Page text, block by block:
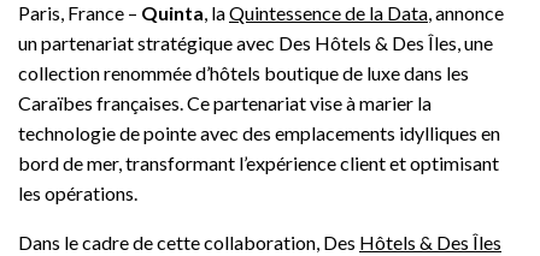
Paris, France – Quinta, laQuintessence de la Data, annonce
un partenariat stratégique avec Des Hôtels & Des Îles, une
collection renommée d’hôtels boutique de luxe dans les
Caraïbes françaises. Ce partenariat vise à marier la
technologie de pointe avec des emplacements idylliques en
bord de mer, transformant l’expérience client et optimisant
les opérations.
Dans le cadre de cette collaboration, Des Hôtels & Des Îles